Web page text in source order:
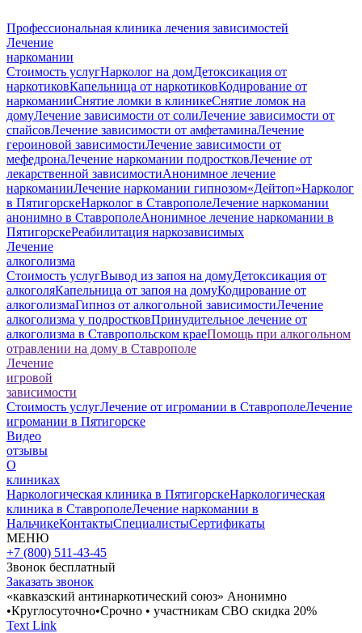
Профессиональная клиника лечения зависимостей
Лечение
наркомании
Стоимость услугНарколог на домДетоксикация от
наркотиковКапельница от наркотиковКодирование от
наркоманииСнятие ломки в клиникеСнятие ломок на
домуЛечение зависимости от солиЛечение зависимости от
спайсовЛечение зависимости от амфетаминаЛечение
героиновой зависимостиЛечение зависимости от
мефедронаЛечение наркомании подростковЛечение от
лекарственной зависимостиАнонимное лечение
наркоманииЛечение наркомании гипнозом«Дейтоп»Нарколог
в ПятигорскеНарколог в СтаврополеЛечение наркомании
анонимно в СтаврополеАнонимное лечение наркомании в
ПятигорскеРеабилитация наркозависимых
Лечение
алкоголизма
Стоимость услугВывод из запоя на домуДетоксикация от
алкоголяКапельница от запоя на домуКодирование от
алкоголизмаГипноз от алкогольной зависимостиЛечение
алкоголизма у подростковПринудительное лечение от
алкоголизма в Ставропольском краеПомощь при алкогольном
отравлении на дому в Ставрополе
Лечение
игровой
зависимости
Стоимость услугЛечение от игромании в СтаврополеЛечение
игромании в Пятигорске
Видео
отзывы
О
клиниках
Наркологическая клиника в ПятигорскеНаркологическая
клиника в СтаврополеЛечение наркомании в
НальчикеКонтактыСпециалистыСертификаты
МЕНЮ
+7 (800) 511-43-45
Звонок бесплатный
Заказать звонок
«кавказский антинаркотический союз» Анонимно
•Круглосуточно•Срочно • участникам СВО скидка 20%
Text Link